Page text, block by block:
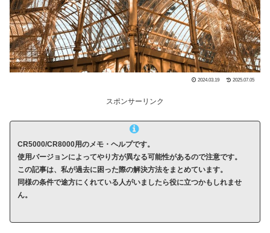
2024.03.19 2025.07.05
スポンサーリンク
CR5000/CR8000用のメモ・ヘルプです。
使用バージョンによってやり方が異なる可能性があるので注意です。
この記事は、私が過去に困った際の解決方法をまとめています。
同様の条件で途方にくれている人がいましたら役に立つかもしれませ
ん。